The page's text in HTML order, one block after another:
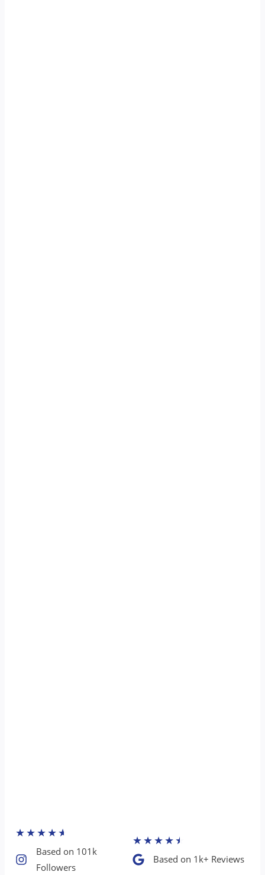
★★★★★
Based on 101k
Followers​
★★★★★
Based on 1k+ Reviews​